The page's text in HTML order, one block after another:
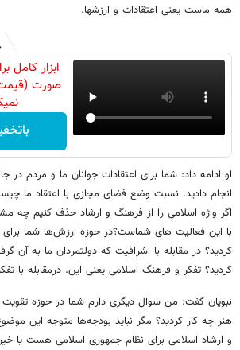
همه ماست یعنی اعتقادات و ارزشها.
ابزار کامل
صورت (قیمت
او ادامه داد: شما برای اعتقادات جوانان ما و مردم در
انجام دادید. نسبت وضع فضای مجازی با اعتقاد ما
اگر واژه اسلامی را از فرهنگ و ارشاد حذف کنیم چه
با این فعالیت های شماست؟در حوزه ارزش‌ها شما
کردید؟ در مقابله با اشرافیت که دولتمردان ما به آن
کردید؟ تفکر و فرهنگ اسلامی یعنی این. درمقابله با
نبویان گفت: من سوال دیگری دارم شما در حوزه تقویت
هنر چه کار کردید؟ مگر نباید بودجه‌ها متوجه این
و ارشاد اسلامی برای نظام جمهوری اسلامی هست یا